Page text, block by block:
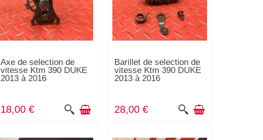
Axe de selection de
vitesse Ktm 390 DUKE
2013 à 2016
18,00 €
Barillet de selection de
vitesse Ktm 390 DUKE
2013 à 2016
28,00 €